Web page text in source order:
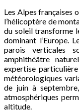
Les Alpes françaises
l’hélicoptère de
du soleil transforme
dominant l’Europe.
parois verticales
amphithéâtre
expertise
météorologiques
de juin à
atmosphériques
altitude.